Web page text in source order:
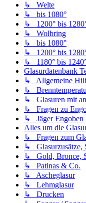
↳ Welte
↳ bis 1080°
↳ 1200° bis
↳ Wolbring
↳ bis 1080°
↳ 1200° bis
↳ 1180° bis
Glasurdatenbank
↳ Allgemeine
↳
↳ Glasuren mit
↳ Fragen zu
↳ Jäger Engoben
Alles um die
↳ Fragen zum
↳ Glasurzusätze,
↳ Gold, Bronce,
↳ Patinas & Co.
↳ Ascheglasur
↳ Lehmglasur
↳ Drucken